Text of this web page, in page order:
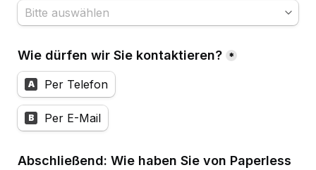
Wie dürfen wir Sie kontaktieren? *
A Per Telefon
B Per E-Mail
Abschließend: Wie haben Sie von Paperless